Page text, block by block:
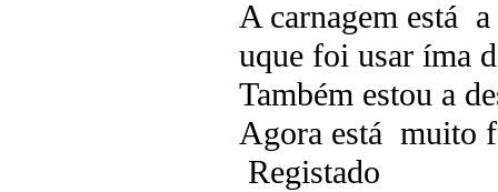
A carnagem está
uque foi usar íma
Também estou a
Agora está muito
Registado